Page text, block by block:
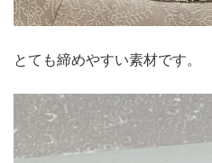
とても締めやすい素材です。